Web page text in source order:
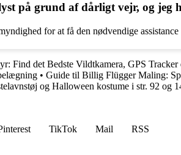
på grund af dårligt vejr, og
for at få den nødvendige
Find det Bedste Vildtkamera, GPS
• Guide til Billig Flügger Maling:
og Halloween kostume i str. 92 og
TikTok Mail
RSS